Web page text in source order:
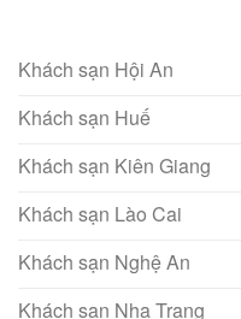
Khách sạn Hội An
Khách sạn Huế
Khách sạn Kiên Giang
Khách sạn Lào Cai
Khách sạn Nghệ An
Khách sạn Nha Trang